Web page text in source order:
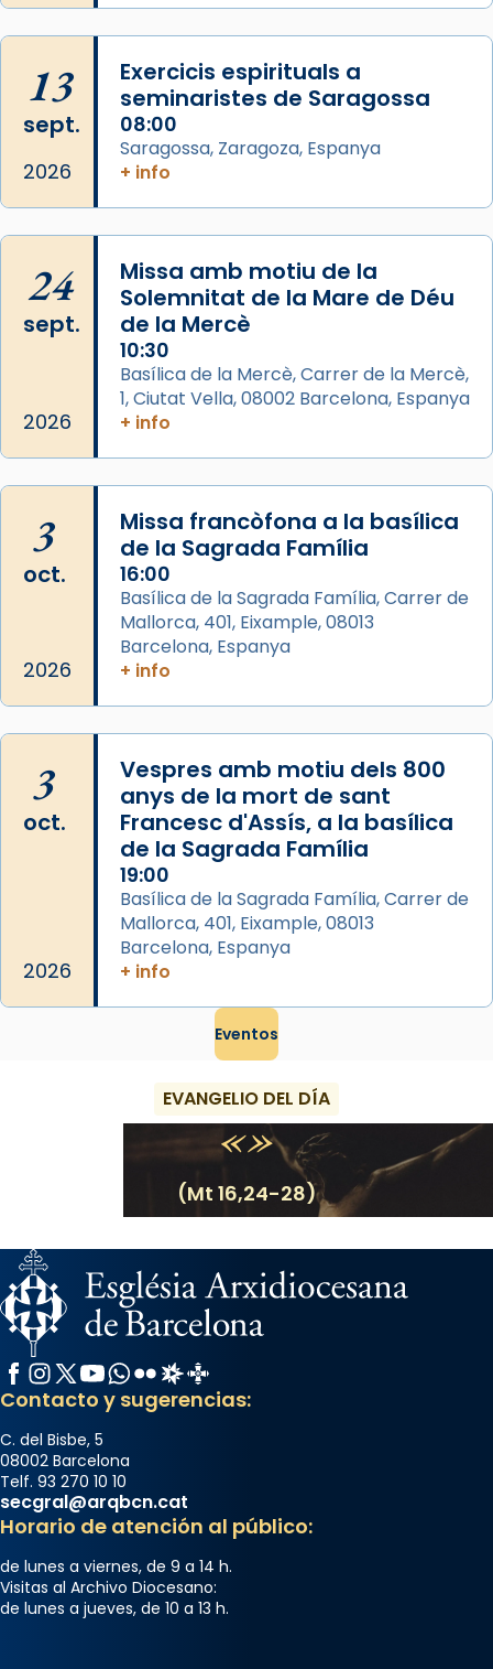
L’arquebisbe de Barcelona, el cardenal Joan
Josep Omella, ha presidit la missa i l’ha
concelebrat el bisbe auxiliar de Barcelona,
Mons. David Abadías.
📸 Dr. G. Simón
Arquebisbat de Barcelona
2 weeks ago
Memòria de les santes Juliana i
Semproniana, verges i màrtirs.
Acompanyant la història de sant Cugat, a
partir de l’Edat Mitjana sorgeix la tradició
que les santes Juliana (“relatiu a Júlia”) i
Semproniana (“relatiu a Semprònia =
eterna”) són deixebles seves. I l’any 1667, el
frare Joan Gaspar Roig, afirma en una obra
que les santes són filles de l’antiga Iluro.
Mataró en reivindicarà les relíq
Foto
13
sept.
2026
Exercicis espirituals a
seminaristes de Saragossa
08:00
Saragossa, Zaragoza, Espanya
+ info
24
sept.
2026
Missa amb motiu de la
Solemnitat de la Mare de Déu
de la Mercè
10:30
Basílica de la Mercè, Carrer de la Mercè,
1, Ciutat Vella, 08002 Barcelona, Espanya
+ info
3
oct.
2026
Missa francòfona a la basílica
de la Sagrada Família
16:00
Basílica de la Sagrada Família, Carrer de
Mallorca, 401, Eixample, 08013
Barcelona, Espanya
+ info
3
oct.
2026
Vespres amb motiu dels 800
anys de la mort de sant
Francesc d'Assís, a la basílica
de la Sagrada Família
19:00
Basílica de la Sagrada Família, Carrer de
Mallorca, 401, Eixample, 08013
Barcelona, Espanya
+ info
Eventos
EVANGELIO DEL DÍA
(Mt 16,24-28)
Facebook
Instagram
X / Twitter
YouTube
WhatsApp
FlickrRadio Estel
Catalunya Cristiana
Contacto y sugerencias:
C. del Bisbe, 5
08002 Barcelona
Telf. 93 270 10 10
secgral@arqbcn.cat
Horario de atención al público:
de lunes a viernes, de 9 a 14 h.
Visitas al Archivo Diocesano:
de lunes a jueves, de 10 a 13 h.